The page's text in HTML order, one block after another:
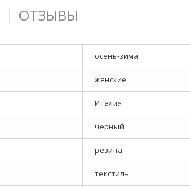
ОТЗЫВЫ
осень-зима
женские
Италия
черный
резина
текстиль